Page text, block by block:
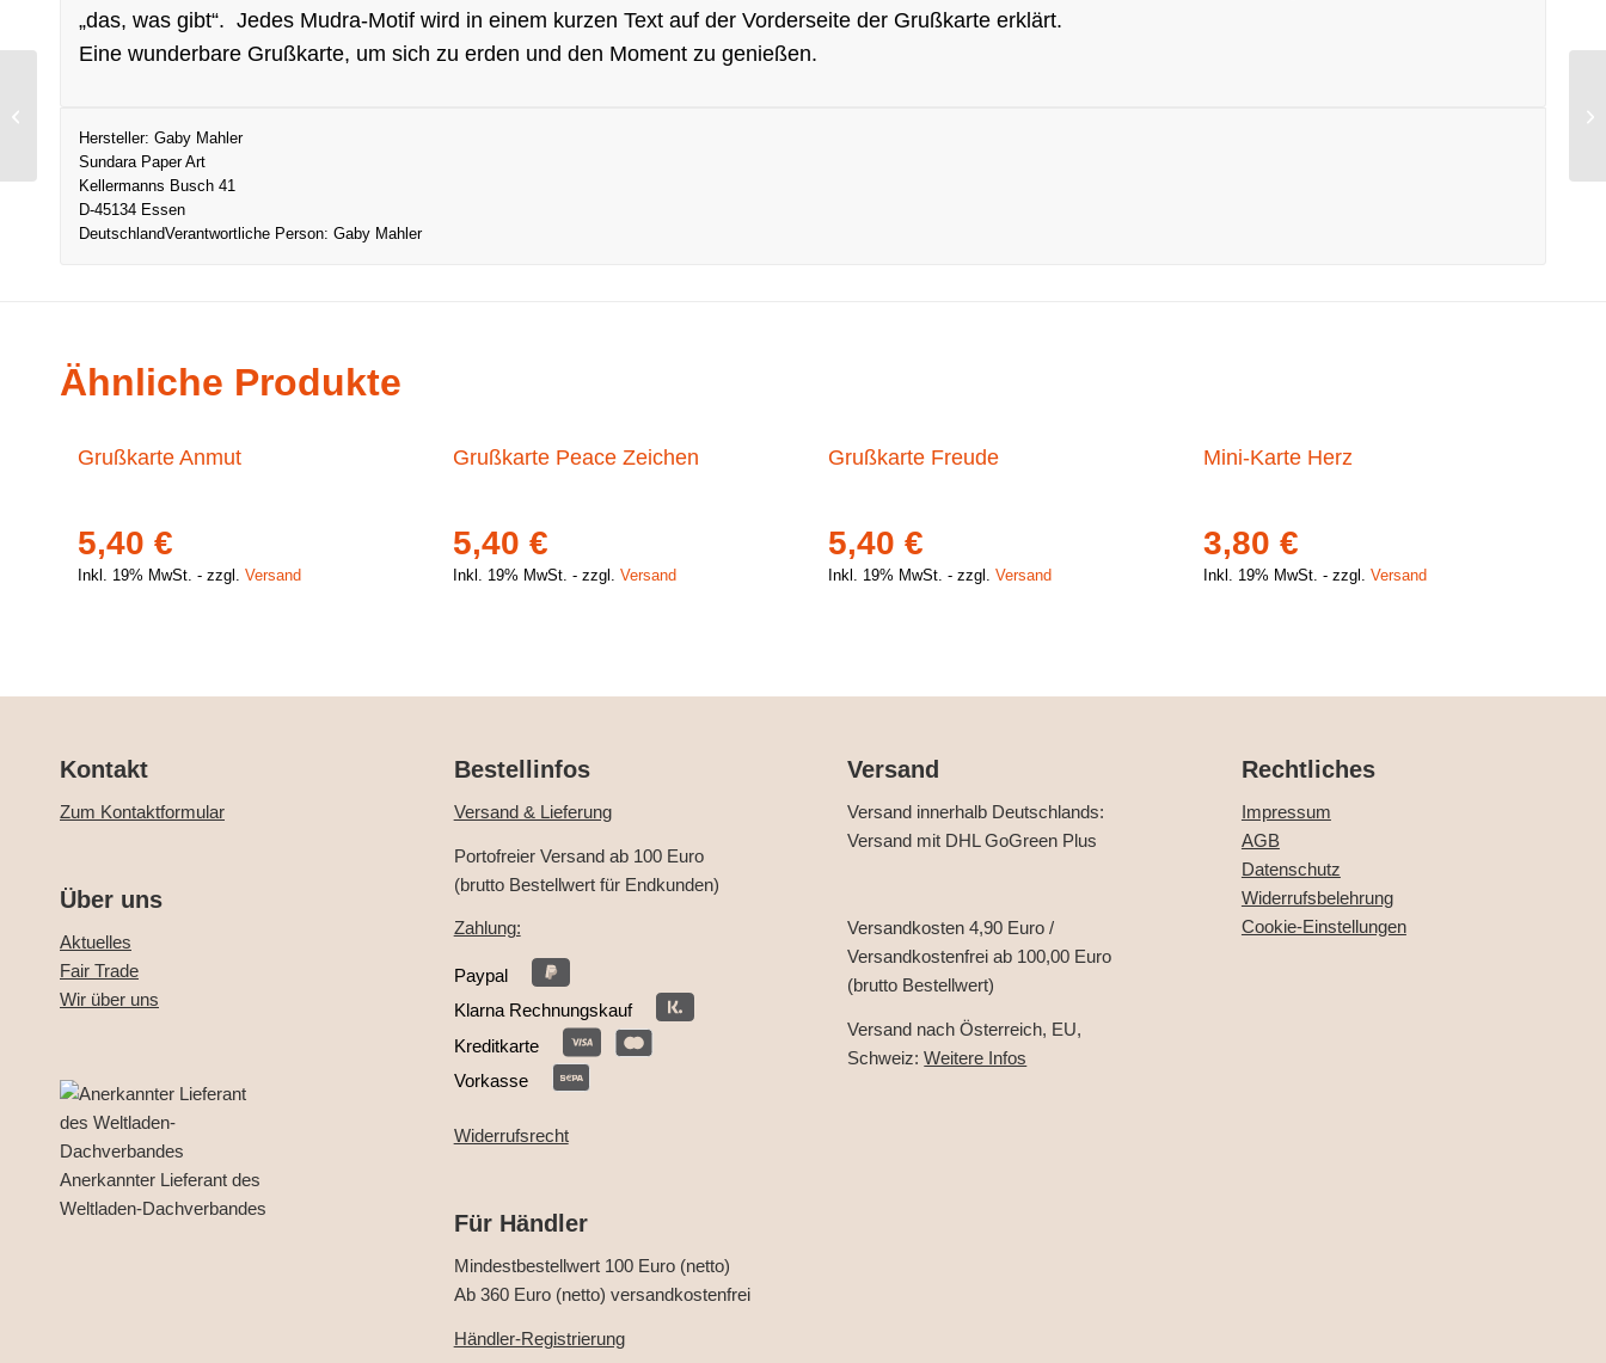
„das, was gibt“. Jedes Mudra-Motif wird in einem kurzen Text auf der Vorderseite der Grußkarte erklärt.
Eine wunderbare Grußkarte, um sich zu erden und den Moment zu genießen.
Hersteller: Gaby Mahler
Sundara Paper Art
Kellermanns Busch 41
D-45134 Essen
DeutschlandVerantwortliche Person: Gaby Mahler
Ähnliche Produkte
Grußkarte Anmut
5,40 €
Inkl. 19% MwSt. zzgl. Versand
Grußkarte Peace Zeichen
5,40€
Inkl. 19% MwSt. zzgl.Versand
Grußkarte Freude
5,40€
Inkl. 19% MwSt. zzgl.Versand
Mini-Karte Herz
3,80€
Inkl. 19% MwSt. zzgl.Versand
Kontakt
Zum Kontaktformular
Über uns
Aktuelles
Fair Trade
Wir über uns
Anerkannter Lieferant des
Weltladen-Dachverbandes
Bestellinfos
Versand & Lieferung
Portofreier Versand ab 100 Euro
(brutto Bestellwert für Endkunden)
Zahlung:
Paypal
Klarna Rechnungskauf
Kreditkarte
Vorkasse
Widerrufsrecht
Für Händler
Mindestbestellwert 100 Euro (netto)
Ab 360 Euro (netto) versandkostenfrei
Händler-Registrierung
Versand
Versand innerhalb Deutschlands:
Versand mit DHL GoGreen Plus
Versandkosten 4,90 Euro /
Versandkostenfrei ab 100,00 Euro
(brutto Bestellwert)
Versand nach Österreich, EU,
Schweiz:Weitere Infos
Rechtliches
Impressum
AGB
Datenschutz
Widerrufsbelehrung
Cookie-Einstellungen